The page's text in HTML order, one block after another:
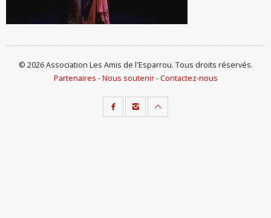
© 2026 Association Les Amis de l'Esparrou. Tous droits réservés.
Partenaires -Nous soutenir-Contactez-nous